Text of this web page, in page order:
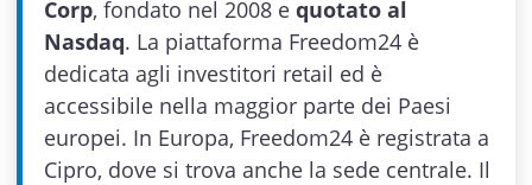
Corp, fondato nel 2008 e quotato al
Nasdaq. La piattaforma Freedom24 è
dedicata agli investitori retail ed è
accessibile nella maggior parte dei Paesi
europei. In Europa, Freedom24 è registrata a
Cipro, dove si trova anche la sede centrale. Il